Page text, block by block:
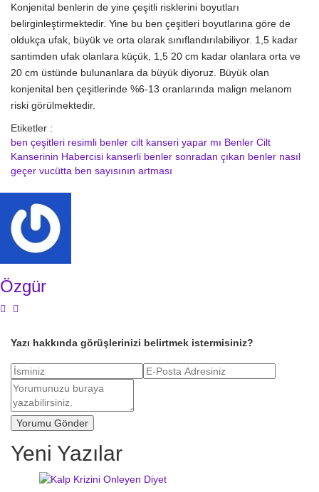
Konjenital benlerin de yine çeşitli risklerini boyutları
belirginleştirmektedir. Yine bu ben çeşitleri boyutlarına göre de
oldukça ufak, büyük ve orta olarak sınıflandırılabiliyor. 1,5 kadar
santimden ufak olanlara küçük, 1,5 20 cm kadar olanlara orta ve
20 cm üstünde bulunanlara da büyük diyoruz. Büyük olan
konjenital ben çeşitlerinde %6-13 oranlarında malign melanom
riski görülmektedir.
Etiketler :
ben çeşitleri resimli benler cilt kanseri yapar mı Benler Cilt
Kanserinin Habercisi kanserli benler sonradan çıkan benler nasıl
geçer vucütta ben sayısının artması
Özgür
Yazı hakkında görüşlerinizi belirtmek istermisiniz?
Yeni Yazılar